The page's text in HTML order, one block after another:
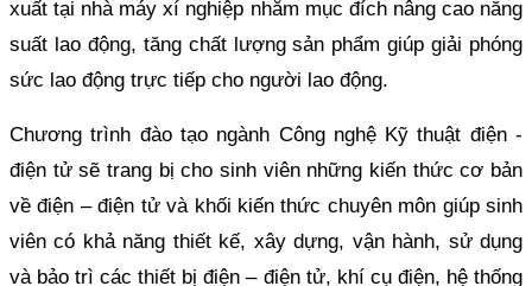
xuất tại nhà máy xí nghiệp nhằm mục đích nâng cao năng
suất lao động, tăng chất lượng sản phẩm giúp giải phóng
sức lao động trực tiếp cho người lao động.
Chương trình đào tạo ngành Công nghệ Kỹ thuật điện -
điện tử sẽ trang bị cho sinh viên những kiến thức cơ bản
về điện – điện tử và khối kiến thức chuyên môn giúp sinh
viên có khả năng thiết kế, xây dựng, vận hành, sử dụng
và bảo trì các thiết bị điện – điện tử, khí cụ điện, hệ thống